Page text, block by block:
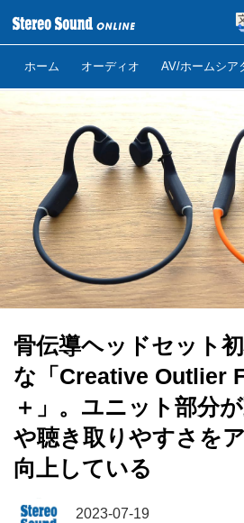
ホーム オーディオ AV/ホームシア
骨伝導ヘッドセット
な「Creative Outlier
＋」。ユニット部分
や聴き取りやすさを
向上している
2023-07-19